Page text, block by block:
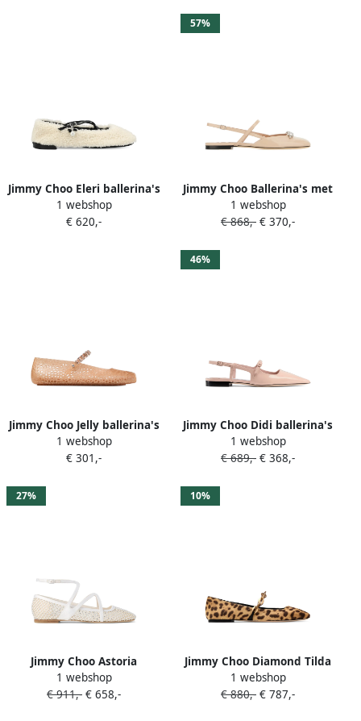
Jimmy Choo Eleri ballerina's
Beige
1 webshop
€ 620,-
57%
Jimmy Choo Ballerina's met
kristallen Beige
1 webshop
€ 868,- € 370,-
Jimmy Choo Jelly ballerina's
Beige
1 webshop
€ 301,-
46%
Jimmy Choo Didi ballerina's
Beige
1 webshop
€ 689,- € 368,-
27%
Jimmy Choo Astoria
ballerina's Beige
1 webshop
€ 911,- € 658,-
10%
Jimmy Choo Diamond Tilda
ballerina's Beige
1 webshop
€ 880,- € 787,-